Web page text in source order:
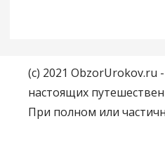
(c) 2021
настоящих
При полном или